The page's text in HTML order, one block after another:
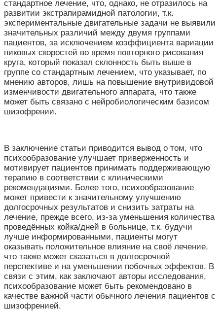
стандартное лечение, что, однако, не отразилось на
развитии экстрапирамидной патологии, т.к.
экспериментальные двигательные задачи не выявили
значительных различий между двумя группами
пациентов, за исключением коэффициента вариации
пиковых скоростей во время повторного рисования
круга, который показал склонность быть выше в
группе со стандартным лечением, что указывает, по
мнению авторов, лишь на повышение внутривидовой
изменчивости двигательного аппарата, что также
может быть связано с нейробиологическим базисом
шизофрении.
В заключение статьи приводится вывод о том, что
психообразование улучшает приверженность и
мотивирует пациентов принимать поддерживающую
терапию в соответствии с клиническими
рекомендациями. Более того, психообразование
может привести к значительному улучшению
долгосрочных результатов и снизить затраты на
лечение, прежде всего, из-за уменьшения количества
проведённых койка/дней в больнице, т.к. будучи
лучше информированными, пациенты могут
оказывать положительное влияние на своё лечение,
что также может сказаться в долгосрочной
перспективе и на уменьшении побочных эффектов. В
связи с этим, как заключают авторы исследования,
психообразование может быть рекомендовано в
качестве важной части обычного лечения пациентов с
шизофренией.